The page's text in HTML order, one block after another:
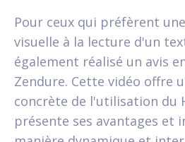
Pour ceux qui préfèrent
visuelle à la lecture d'un
également réalisé un avis
Zendure. Cette vidéo offre
concrète de l'utilisation du
présente ses avantages et